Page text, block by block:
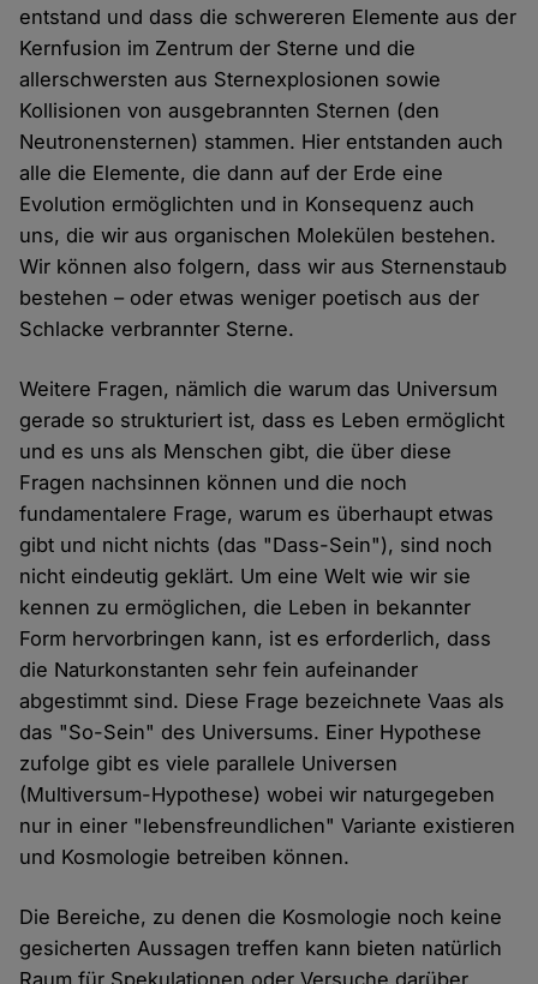
entstand und dass die schwereren Elemente aus der
Kernfusion im Zentrum der Sterne und die
allerschwersten aus Sternexplosionen sowie
Kollisionen von ausgebrannten Sternen (den
Neutronensternen) stammen. Hier entstanden auch
alle die Elemente, die dann auf der Erde eine
Evolution ermöglichten und in Konsequenz auch
uns, die wir aus organischen Molekülen bestehen.
Wir können also folgern, dass wir aus Sternenstaub
bestehen – oder etwas weniger poetisch aus der
Schlacke verbrannter Sterne.
Weitere Fragen, nämlich die warum das Universum
gerade so strukturiert ist, dass es Leben ermöglicht
und es uns als Menschen gibt, die über diese
Fragen nachsinnen können und die noch
fundamentalere Frage, warum es überhaupt etwas
gibt und nicht nichts (das "Dass-Sein"), sind noch
nicht eindeutig geklärt. Um eine Welt wie wir sie
kennen zu ermöglichen, die Leben in bekannter
Form hervorbringen kann, ist es erforderlich, dass
die Naturkonstanten sehr fein aufeinander
abgestimmt sind. Diese Frage bezeichnete Vaas als
das "So-Sein" des Universums. Einer Hypothese
zufolge gibt es viele parallele Universen
(Multiversum-Hypothese) wobei wir naturgegeben
nur in einer "lebensfreundlichen" Variante existieren
und Kosmologie betreiben können.
Die Bereiche, zu denen die Kosmologie noch keine
gesicherten Aussagen treffen kann bieten natürlich